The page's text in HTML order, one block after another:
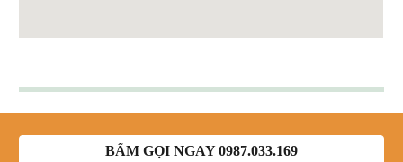
BẤM GỌI NGAY 0987.033.169